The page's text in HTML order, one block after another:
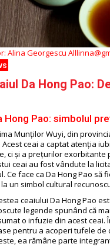
Alina Georgescu
Da Hong Pao:
Hong Pao: simbolul
Munților Wuyi, din
Acest ceai a captat atenția
ci și a prețurilor exorbitante
ceai au fost vândute la
Ce face ca Da Hong Pao să
un simbol cultural
ceaiului Da Hong Pao
legende spunând că
o infuzie din acest ceai.
pentru a acoperi tufele de
ea rămâne parte